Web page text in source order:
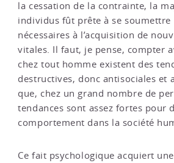
la cessation de la contrainte, la
individus fût prête à se soumettre
nécessaires à l’acquisition de
vitales. Il faut, je pense, compter
chez tout homme existent des
destructives, donc antisociales et
que, chez un grand nombre de
tendances sont assez fortes pour
comportement dans la société
Ce fait psychologique acquiert